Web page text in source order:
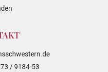
/ 9184-53